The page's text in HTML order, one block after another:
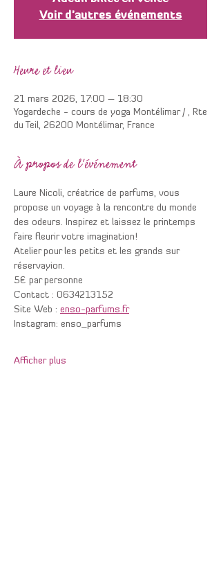
Voir d'autres événements
Heure et lieu
21 mars 2026, 17:00 – 18:30
Yogardeche - cours de yoga Montélimar / , Rte
du Teil, 26200 Montélimar, France
À propos de l'événement
Laure Nicoli, créatrice de parfums, vous
propose un voyage à la rencontre du monde
des odeurs. Inspirez et laissez le printemps
faire fleurir votre imagination!
Atelier pour les petits et les grands sur
réservayion.
5€ par personne
Contact : 0634213152
Site Web : enso-parfums.fr
Instagram: enso_parfums
Afficher plus